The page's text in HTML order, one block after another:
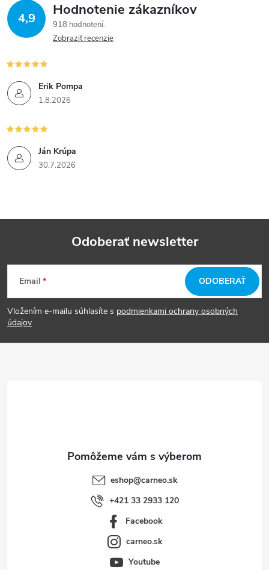
4,9 Hodnotenie zákazníkov
918 hodnotení
Zobraziť recenzie
Erik Pompa
1.8.2026
Ján Krúpa
30.7.2026
Z
á
p
Odoberať newsletter
Email
Vložením e-mailu súhlasíte s podmienkami ochrany osobných
údajov
ODOBERAŤ
eshop@carneo.sk
+421 33 2933 120
Facebook
carneo.sk
Youtube